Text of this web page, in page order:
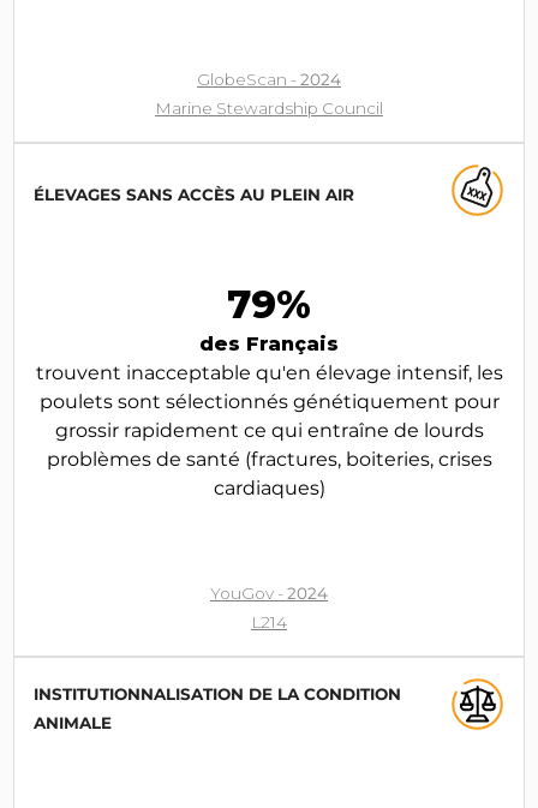
GlobeScan - 2024
Marine Stewardship Council
ÉLEVAGES SANS ACCÈS AU PLEIN AIR
79%
des Français
trouvent inacceptable qu'en élevage intensif, les
poulets sont sélectionnés génétiquement pour
grossir rapidement ce qui entraîne de lourds
problèmes de santé (fractures, boiteries, crises
cardiaques)
YouGov - 2024
L214
INSTITUTIONNALISATION DE LA CONDITION
ANIMALE